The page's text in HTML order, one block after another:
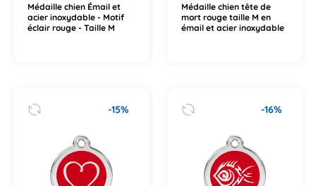
Médaille chien Émail et
acier inoxydable - Motif
éclair rouge - Taille M
Médaille chien tête de
mort rouge taille M en
émail et acier inoxydable
-15% -16%